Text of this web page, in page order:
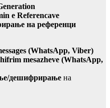
e Referencave
на референци
(WhatsApp, Viber)
mesazheve (WhatsApp,
дешифрирање на